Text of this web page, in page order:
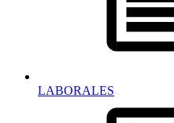
LABORALES